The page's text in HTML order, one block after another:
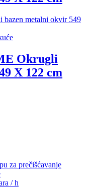
Okrugli
X 122 cm
za prečišćavanje
/ h